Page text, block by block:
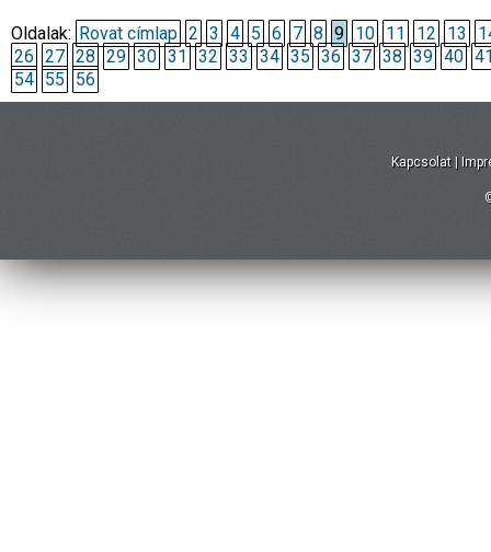
Oldalak: Rovat címlap 2 3 4 5 6 7 8 9 10 11 12 13
26 27 28 29 30 31 32 33 34 35 36 37 38 39 40
54 55 56
Kapcsolat |